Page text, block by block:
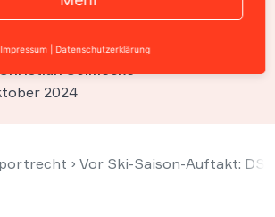
und Medienrechte
Solmecke
2024
› Vor Ski-Saison-Auftakt:
Impressum Datenschutzerklärung